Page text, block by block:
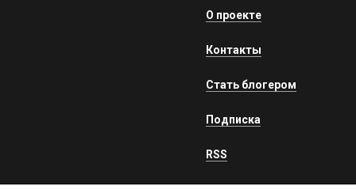
О проекте
Контакты
Стать блогером
Подписка
RSS